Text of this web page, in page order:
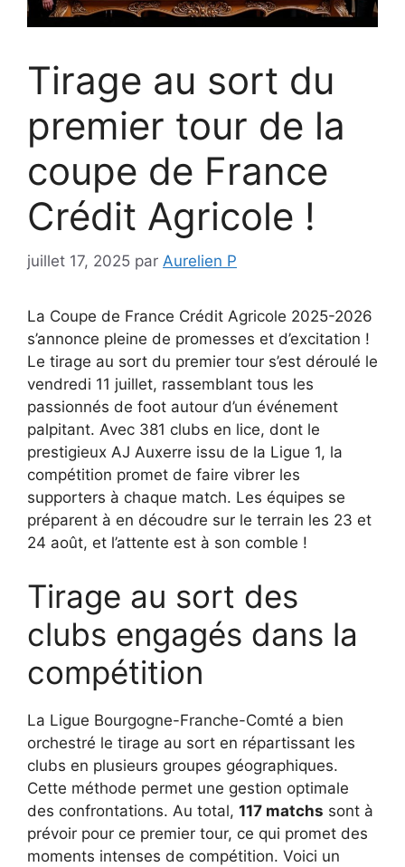
Tirage au sort du
premier tour de la
coupe de France
Crédit Agricole !
juillet 17, 2025 par Aurelien P
La Coupe de France Crédit Agricole 2025-2026
s’annonce pleine de promesses et d’excitation !
Le tirage au sort du premier tour s’est déroulé le
vendredi 11 juillet, rassemblant tous les
passionnés de foot autour d’un événement
palpitant. Avec 381 clubs en lice, dont le
prestigieux AJ Auxerre issu de la Ligue 1, la
compétition promet de faire vibrer les
supporters à chaque match. Les équipes se
préparent à en découdre sur le terrain les 23 et
24 août, et l’attente est à son comble !
Tirage au sort des
clubs engagés dans la
compétition
La Ligue Bourgogne-Franche-Comté a bien
orchestré le tirage au sort en répartissant les
clubs en plusieurs groupes géographiques.
Cette méthode permet une gestion optimale
des confrontations. Au total, 117 matchs sont à
prévoir pour ce premier tour, ce qui promet des
moments intenses de compétition. Voici un